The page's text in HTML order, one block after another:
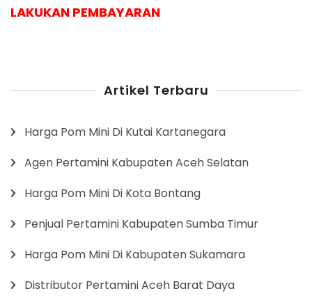
LAKUKAN PEMBAYARAN
Artikel Terbaru
Harga Pom Mini Di Kutai Kartanegara
Agen Pertamini Kabupaten Aceh Selatan
Harga Pom Mini Di Kota Bontang
Penjual Pertamini Kabupaten Sumba Timur
Harga Pom Mini Di Kabupaten Sukamara
Distributor Pertamini Aceh Barat Daya